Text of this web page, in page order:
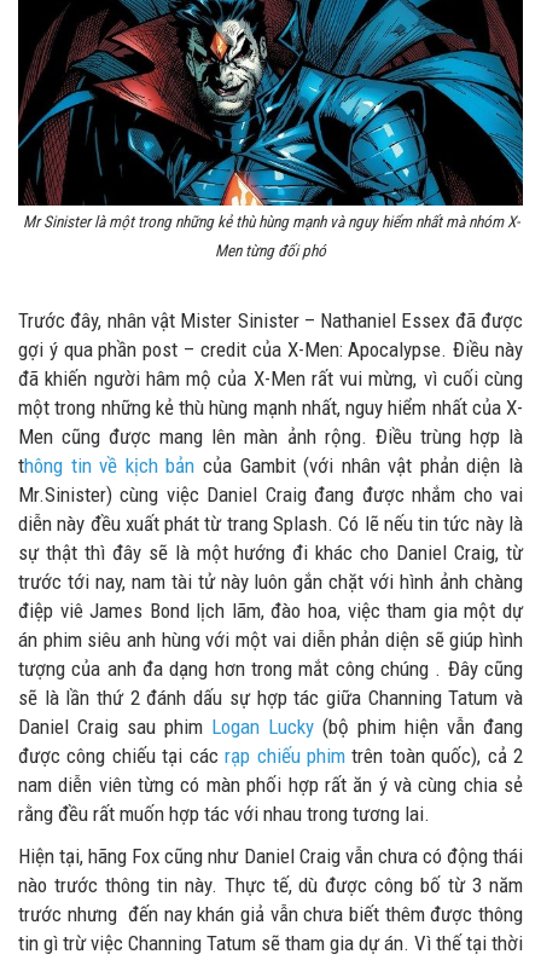
Mr Sinister là một trong những kẻ thù hùng mạnh và nguy hiểm nhất mà nhóm X-
Men từng đối phó
Trước đây, nhân vật Mister Sinister – Nathaniel Essex đã được
gợi ý qua phần post – credit của X-Men: Apocalypse. Điều này
đã khiến người hâm mộ của X-Men rất vui mừng, vì cuối cùng
một trong những kẻ thù hùng mạnh nhất, nguy hiểm nhất của X-
Men cũng được mang lên màn ảnh rộng. Điều trùng hợp là
thông tin về kịch bản của Gambit (với nhân vật phản diện là
Mr.Sinister) cùng việc Daniel Craig đang được nhắm cho vai
diễn này đều xuất phát từ trang Splash.Có lẽ nếu tin tức này là
sự thật thì đây sẽ là một hướng đi khác cho Daniel Craig, từ
trước tới nay, nam tài tử này luôn gắn chặt với hình ảnh chàng
điệp viê James Bond lịch lãm, đào hoa, việc tham gia một dự
án phim siêu anh hùng với một vai diễn phản diện sẽ giúp hình
tượng của anh đa dạng hơn trong mắt công chúng . Đây cũng
sẽ là lần thứ 2 đánh dấu sự hợp tác giữa Channing Tatum và
Daniel Craig sau phim Logan Lucky (bộ phim hiện vẫn đang
được công chiếu tại cácrạp chiếu phimtrên toàn quốc), cả 2
nam diễn viên từng có màn phối hợp rất ăn ý và cùng chia sẻ
rằng đều rất muốn hợp tác với nhau trong tương lai.
Hiện tại, hãng Fox cũng như Daniel Craig vẫn chưa có động thái
nào trước thông tin này. Thực tế, dù được công bố từ 3 năm
trước nhưng đến nay khán giả vẫn chưa biết thêm được thông
tin gì trừ việc Channing Tatum sẽ tham gia dự án. Vì thế tại thời